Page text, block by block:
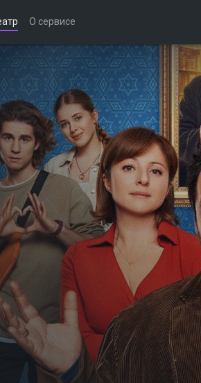
О сервисе